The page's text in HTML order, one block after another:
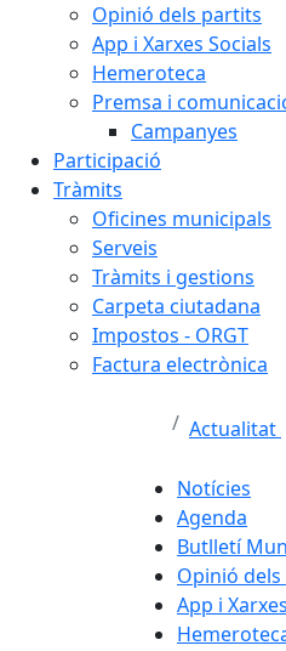
Opinió dels partits
App i Xarxes Socials
Hemeroteca
Premsa i
Campanyes
Participació
Tràmits
Oficines municipals
Serveis
Tràmits i gestions
Carpeta ciutadana
Impostos - ORGT
Factura electrònica
Actualitat
Notícies
Agenda
Butlletí
Opinió
App i